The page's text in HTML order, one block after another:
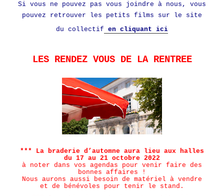
Si vous ne pouvez pas vous joindre à nous, vous
pouvez retrouver les petits films sur le site
du collectif en cliquant ici
LES RENDEZ VOUS DE LA RENTREE
*** La braderie d’automne aura lieu aux halles
du 17 au 21 octobre 2022
à noter dans vos agendas pour venir faire des
bonnes affaires !
Nous aurons aussi besoin de matériel à vendre
et de bénévoles pour tenir le stand.